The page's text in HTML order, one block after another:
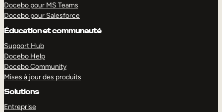
Docebo pour MS Teams
Docebo pour Salesforce
Éducation et communauté
Support Hub
Docebo Help
Docebo Community
Mises à jour des produits
Solutions
Entreprise